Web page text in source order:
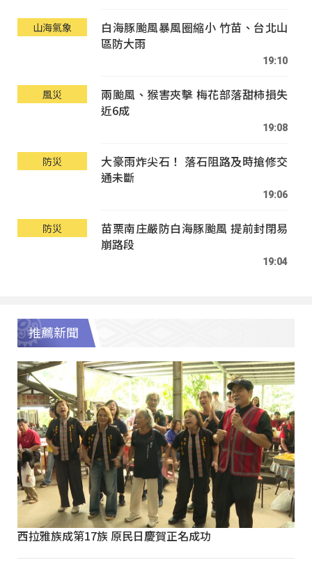
山海氣象
白海豚颱風暴風圈縮小 竹苗、台北山
區防大雨
19:10
風災
兩颱風、猴害夾擊 梅花部落甜柿損失
近6成
19:08
防災
大豪雨炸尖石！ 落石阻路及時搶修交
通未斷
19:06
防災
苗栗南庄嚴防白海豚颱風 提前封閉易
崩路段
19:04
推薦新聞
西拉雅族成第17族 原民日慶賀正名成功